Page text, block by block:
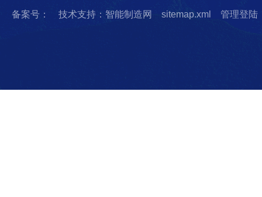
备案号： 技术支持：智能制造网 sitemap.xml 管理登陆